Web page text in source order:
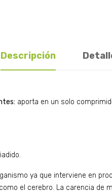
Descripción
aporta en un solo
ya que interviene en
el cerebro. La carencia de